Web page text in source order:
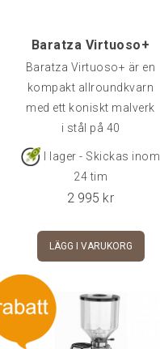
Baratza Virtuoso+
Baratza Virtuoso+ är en
kompakt allroundkvarn
med ett koniskt malverk
i stål på 40
I lager - Skickas inom
24 tim
2 995 kr
LÄGG I VARUKORG